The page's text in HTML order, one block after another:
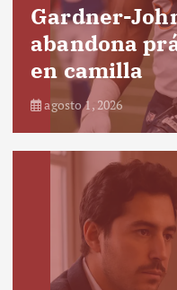
Gardner-
abandona
en camilla
agosto 1, 2026